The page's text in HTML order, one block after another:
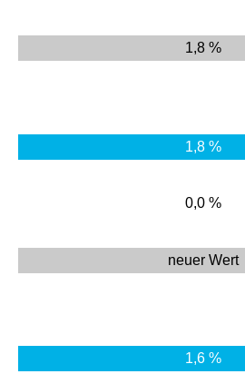
1,8 %
1,8 %
0,0 %
neuer Wert
1,6 %